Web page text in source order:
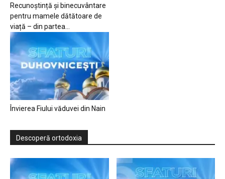
Recunoștință și binecuvântare
pentru mamele dătătoare de
viață – din partea...
Învierea Fiului văduvei din Nain
Descoperă ortodoxia